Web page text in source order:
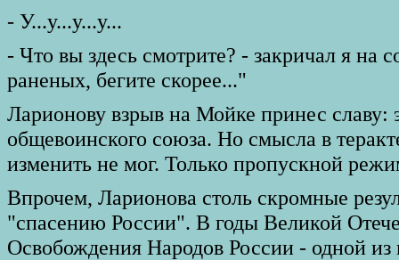
- У...у...у...у...
- Что вы здесь смотрите? - закричал я
раненых, бегите скорее..."
Ларионову взрыв на Мойке принес славу:
общевоинского союза. Но смысла в
изменить не мог. Только пропускной
Впрочем, Ларионова столь скромные
"спасению России". В годы Великой
Освобождения Народов России - одной из